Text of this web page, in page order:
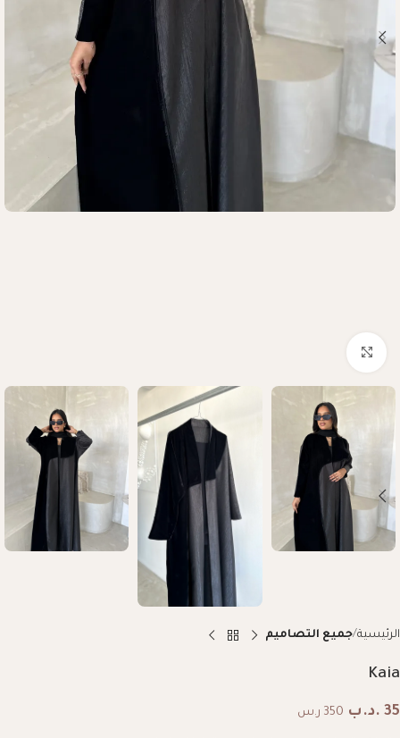
الرئيسية جميع التصاميم
Kaia
35 .د.ب 350 ر.س